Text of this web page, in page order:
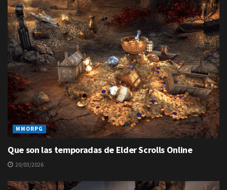
MMORPG
Que son las temporadas de Elder Scrolls Online
20/03/2026